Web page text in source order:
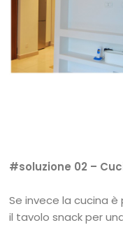
#soluzione 02 –
Se invece la cucina è
il tavolo snack per